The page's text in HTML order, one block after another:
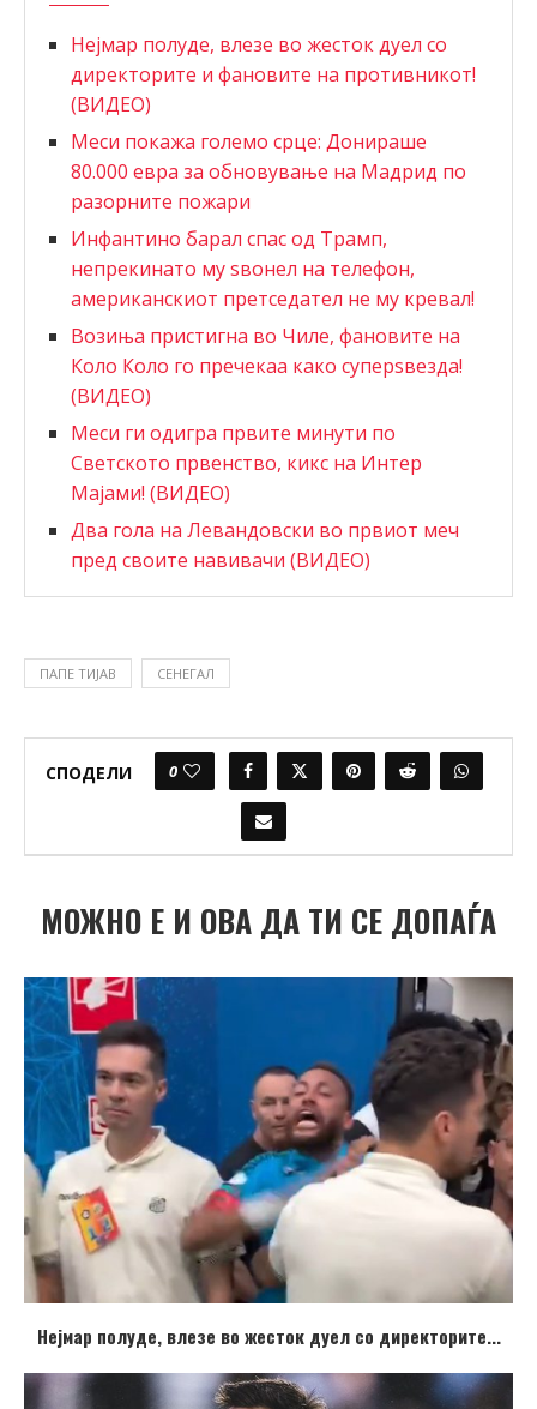
Нејмар полуде, влезе во жесток дуел со
директорите и фановите на противникот!
(ВИДЕО)
Меси покажа големо срце: Донираше
80.000 евра за обновување на Мадрид по
разорните пожари
Инфантино барал спас од Трамп,
непрекинато му ѕвонел на телефон,
американскиот претседател не му кревал!
Возиња пристигна во Чиле, фановите на
Коло Коло го пречекаа како суперѕвезда!
(ВИДЕО)
Меси ги одигра првите минути по
Светското првенство, кикс на Интер
Мајами! (ВИДЕО)
Два гола на Левандовски во првиот меч
пред своите навивачи (ВИДЕО)
ПАПЕ ТИЈАВ СЕНЕГАЛ
СПОДЕЛИ 0
МОЖНО Е И ОВА ДА ТИ СЕ ДОПАЃА
Нејмар полуде, влезе во жесток дуел со директорите...